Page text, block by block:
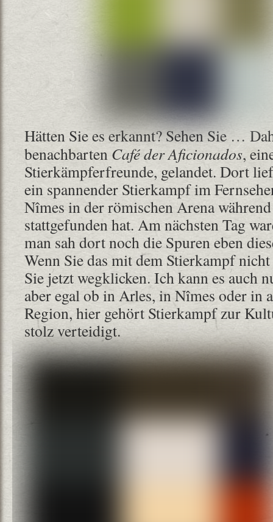
Hätten Sie es erkannt? Sehen Sie …
benachbarten Café der Aficionados,
Stierkämpferfreunde, gelandet. Dort
ein spannender Stierkampf im
Nîmes in der römischen Arena
stattgefunden hat. Am nächsten Tag
man sah dort noch die Spuren eben
Wenn Sie das mit dem Stierkampf
Sie jetzt wegklicken. Ich kann es auch
aber egal ob in Arles, in Nîmes oder in
Region, hier gehört Stierkampf zur
stolz verteidigt.